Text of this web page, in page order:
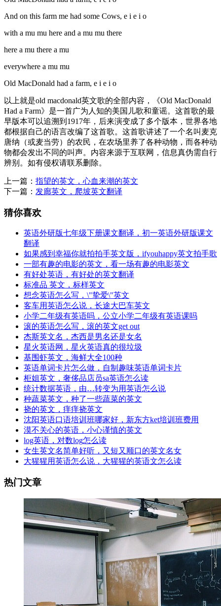
And on this farm me had some Cows, e i e i o
with a mu mu here and a mu mu there
here a mu there a mu
everywhere a mu mu
Old MacDonald had a farm, e i e i o
以上就是old macdonald英文歌的全部内容，《Old MacDonald
Had a Farm》是一首广为人知的美国儿歌和童谣。这首歌的最
早版本可以追溯到1917年，后来演变成了多个版本，世界各地
都根据自己的语言改编了这首歌。这首歌讲述了一个名叫麦克
唐纳（或麦当劳）的农民，在农场里养了各种动物，而各种动
物都会发出不同的叫声。内容来源于互联网，信息真伪需自行
辨别。如有侵权请联系删除。
上一篇： 指望的英文，心血来潮的英文
下一篇： 发廊英文，爬坡英文翻译
猜你喜欢
英语外研版七年级下册课文翻译，初一英语外研版课文
翻译
如果感到幸福你就拍拍手英文版，ifyouhappy英文拍手歌
一部有趣的电影的英文，看一场有趣的电影英文
有好处英语，有好处的英文翻译
标准品 英文，标样英文
想念英语怎么写，\"挚爱\"英文
客车用英语怎么说，长途大巴车英文
小学二年级有英语吗，公立小学二年级有英语课吗
滚的英语怎么写，滚的英文get out
杰斯英文名，杰西是男名还是女名
星火英语网，星火英语真的很垃圾
基围虾英文，海鲜大全100种
英语单词卡片怎么做，自制趣味英语单词卡片
柜姐英文，奢侈品店员sa英语怎么读
统计数据英语，由…转变为用英语怎么说
种蔬菜英文，种了一些蔬菜的英文
挠的英文，痒痒挠英文
沈阳英语口语培训班哪家好，新东方ket培训班费用
漠不关心的英语，小心谨慎的英文
log英语，对数log怎么读
女生英文名简单好听，又短又顺口的英文名女
大猩猩用英语怎么说，大猩猩的英语文怎么读
热门文章